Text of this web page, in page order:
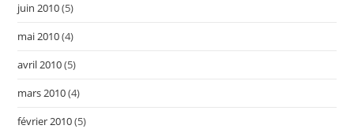
juin 2010(5)
mai 2010(4)
avril 2010(5)
mars 2010(4)
février 2010(5)